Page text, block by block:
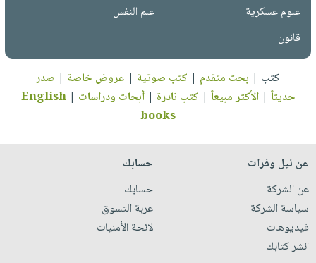
علوم عسكرية
علم النفس
قانون
كتب | بحث متقدم | كتب صوتية | عروض خاصة | صدر
حديثاً |الأكثر مبيعاً | كتب نادرة |أبحاث ودراسات |
English
books
عن نيل وفرات
عن الشركة
سياسة الشركة
فيديوهات
انشر كتابك
حسابك
حسابك
عربة التسوق
لائحة الأمنيات